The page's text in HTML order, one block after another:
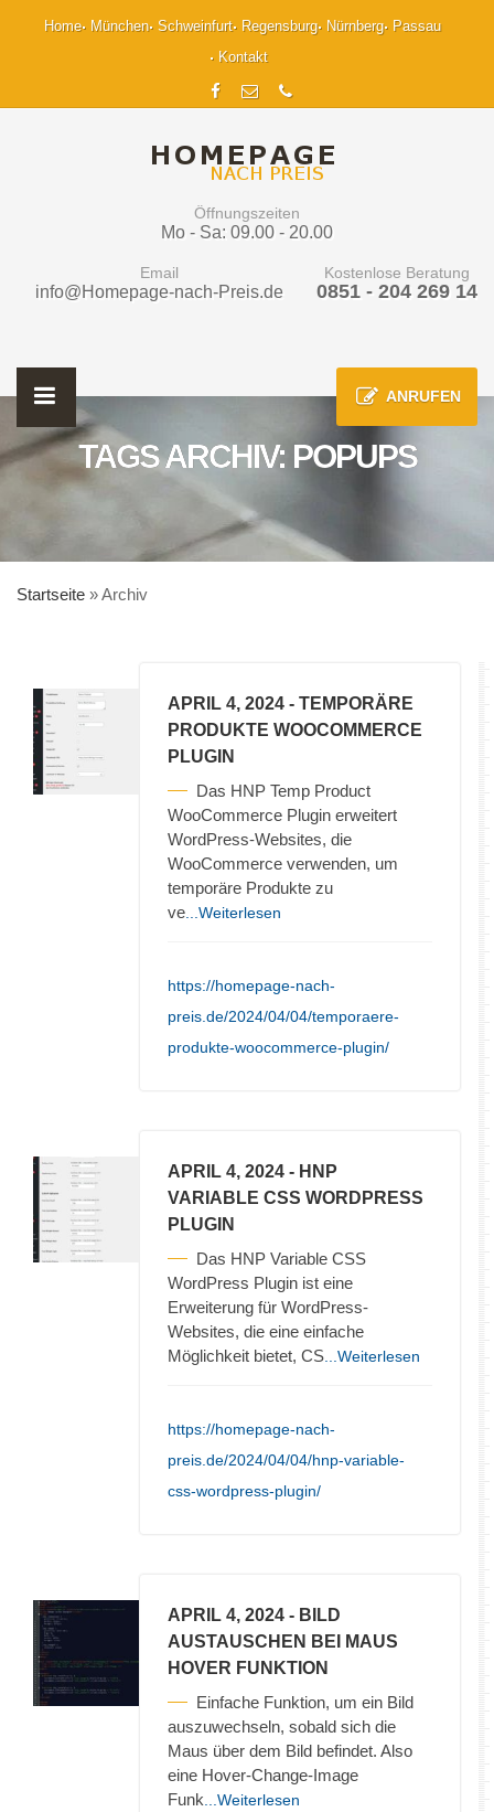
Home München Schweinfurt Regensburg Nürnberg
Passau
Kontakt
Öffnungszeiten
Mo - Sa: 09.00 - 20.00
Email
info@Homepage-nach-Preis.de
Kostenlose Beratung
0851 - 204 269 14
ANRUFEN
TAGS ARCHIV: POPUPS
Startseite »Archiv
APRIL 4, 2024 - TEMPORÄRE
PRODUKTE WOOCOMMERCE
PLUGIN
Das HNP Temp Product
WooCommerce Plugin erweitert
WordPress-Websites, die
WooCommerce verwenden, um
temporäre Produkte zu
ve ...Weiterlesen
https://homepage-nach-
preis.de/2024/04/04/temporaere-
produkte-woocommerce-plugin/
APRIL 4, 2024 - HNP
VARIABLE CSS WORDPRESS
PLUGIN
Das HNP Variable CSS
WordPress Plugin ist eine
Erweiterung für WordPress-
Websites, die eine einfache
Möglichkeit bietet, CS ...Weiterlesen
https://homepage-nach-
preis.de/2024/04/04/hnp-variable-
css-wordpress-plugin/
APRIL 4, 2024 - BILD
AUSTAUSCHEN BEI MAUS
HOVER FUNKTION
Einfache Funktion, um ein Bild
auszuwechseln, sobald sich die
Maus über dem Bild befindet. Also
eine Hover-Change-Image
Funk ...Weiterlesen